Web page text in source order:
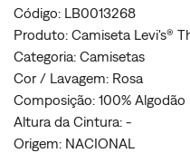
Código: LB0013268
Produto: Camiseta Levi's®
Categoria: Camisetas
Cor / Lavagem: Rosa
Composição: 100% Algodão
Altura da Cintura: -
Origem: NACIONAL